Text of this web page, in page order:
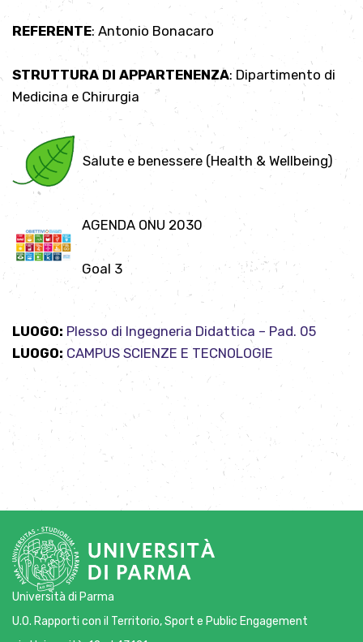
REFERENTE: Antonio Bonacaro
STRUTTURA DI APPARTENENZA: Dipartimento di
Medicina e Chirurgia
Salute e benessere (Health & Wellbeing)
AGENDA ONU 2030
Goal 3
LUOGO: Plesso di Ingegneria Didattica – Pad. 05
LUOGO: CAMPUS SCIENZE E TECNOLOGIE
Università di Parma
U.O. Rapporti con il Territorio, Sport e Public Engagement